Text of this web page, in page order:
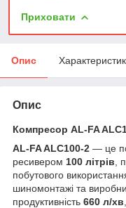
Приховати
Опис
Опис
Компресор AL-FA
AL-FA ALC100-2 — це
ресивером 100 літрів ,
побутового
шиномонтажі та
продуктивність 660 л/хв